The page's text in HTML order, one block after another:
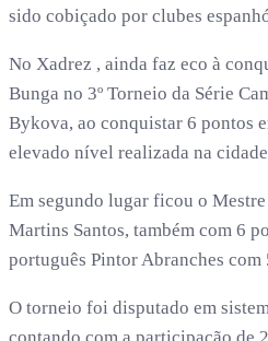
sido cobiçado por clubes
No Xadrez , ainda faz eco à
Bunga no 3º Torneio da Série
Bykova, ao conquistar 6 pontos
elevado nível realizada na
Em segundo lugar ficou o
Martins Santos, também com 6
português Pintor Abranches com
O torneio foi disputado em